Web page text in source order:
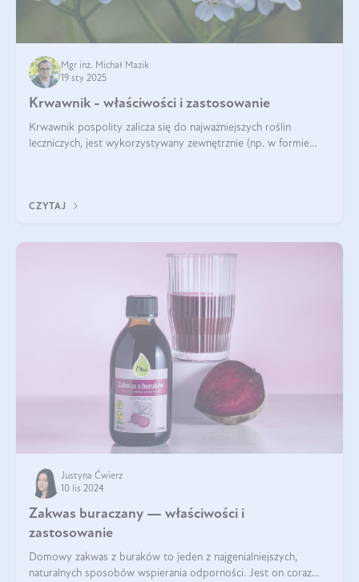
Mgr inż. Michał Mazik
19 sty 2025
Krwawnik - właściwości i zastosowanie
Krwawnik pospolity zalicza się do najważniejszych roślin
leczniczych, jest wykorzystywany zewnętrznie (np. w formie
CZYTAJ
Justyna Ćwierz
10 lis 2024
Zakwas buraczany — właściwości i
zastosowanie
Domowy zakwas z buraków to jeden z najgenialniejszych,
naturalnych sposobów wspierania odporności. Jest on coraz